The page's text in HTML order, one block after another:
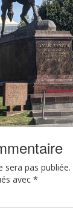
sera pas publiée.
avec *